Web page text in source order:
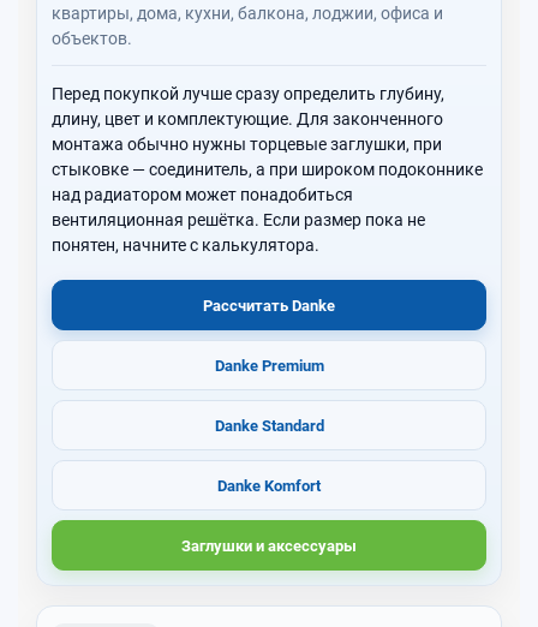
квартиры, дома, кухни, балкона, лоджии, офиса и
объектов.
Перед покупкой лучше сразу определить глубину,
длину, цвет и комплектующие. Для законченного
монтажа обычно нужны торцевые заглушки, при
стыковке — соединитель, а при широком подоконнике
над радиатором может понадобиться
вентиляционная решётка. Если размер пока не
понятен, начните с калькулятора.
Рассчитать Danke
Danke Premium
Danke Standard
Danke Komfort
Заглушки и аксессуары